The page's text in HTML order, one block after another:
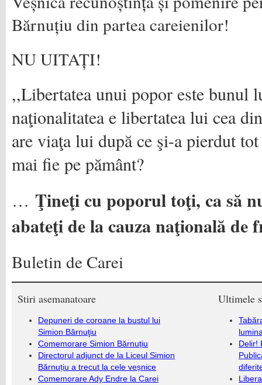
Bărnuțiu din partea careienilor!
NU UITAȚI!
,,Libertatea unui popor este bunul
naţionalitatea e libertatea lui cea
are viaţa lui după ce şi-a pierdut
mai fie pe pământ?
… Ţineţi cu poporul toţi, ca să
abateţi de la cauza naţională de
Buletin de Carei
Stiri asemanatoare
Depuneri de coroane la bustul lui
Simion Bărnuţiu
Comemorare Simion Bărnuțiu
Directorul adjunct de la Liceul Simion
Bărnuțiu a trecut la cele veșnice
Comemorare Ady Endre la Carei
Ultimele
Delir!